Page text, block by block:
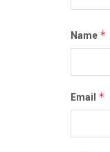
Name *
Email *